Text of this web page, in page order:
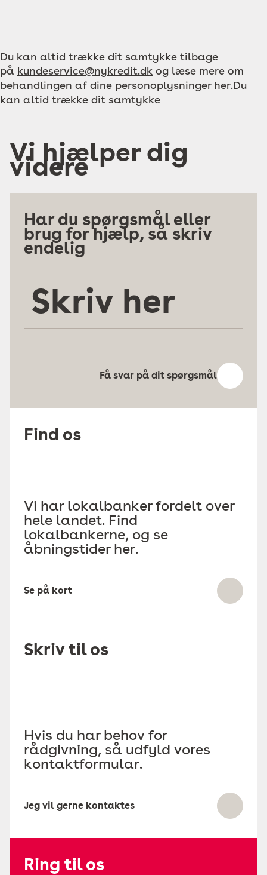
Du kan altid trække dit samtykke tilbage
på kundeservice@nykredit.dk og læse mere om
behandlingen af dine personoplysninger her.Du
kan altid trække dit samtykke
Vi hjælper dig
videre
Har du spørgsmål eller
brug for hjælp, så skriv
endelig
her
Få svar på dit spørgsmål
Find os
Vi har lokalbanker fordelt over
hele landet. Find
lokalbankerne, og se
åbningstider her.
Se på kort
Skriv til os
Hvis du har behov for
rådgivning, så udfyld vores
kontaktformular.
Jeg vil gerne kontaktes
Ring til os